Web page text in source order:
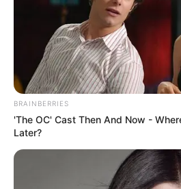
BRAINBERRIES
'The OC' Cast Then And Now -
Later?